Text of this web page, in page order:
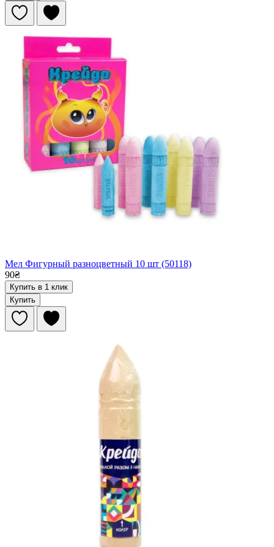
Мел Фигурный разноцветный 10 шт (50118)
90₴
Купить в 1 клик
Купить